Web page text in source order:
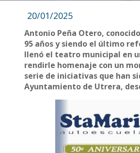
20/01/2025
Antonio Peña Otero,
95 años y siendo el último
llenó el teatro municipal en
rendirle homenaje con un
serie de iniciativas que han
Ayuntamiento de Utrera,